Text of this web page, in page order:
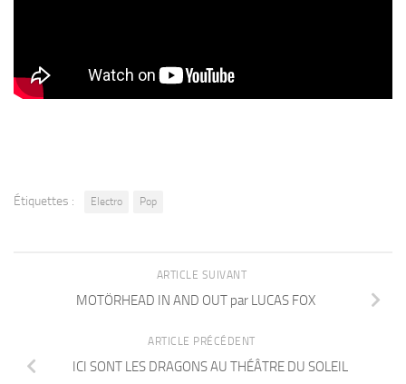
Étiquettes : Electro Pop
ARTICLE SUIVANT
MOTÖRHEAD IN AND OUT par LUCAS FOX
ARTICLE PRÉCÉDENT
ICI SONT LES DRAGONS AU THÉÂTRE DU SOLEIL